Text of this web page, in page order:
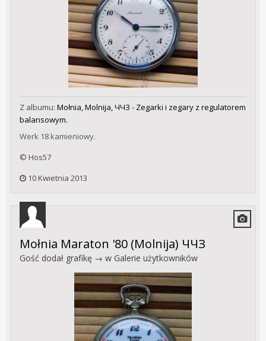
Z albumu: Mołnia, Molnija, ЧЧЗ - Zegarki i zegary z regulatorem
balansowym.
Werk 18 kamieniowy.
© Hos57
10 Kwietnia 2013
Mołnia Maraton '80 (Molnija) ЧЧЗ
Gość dodał grafikę → w Galerie użytkowników